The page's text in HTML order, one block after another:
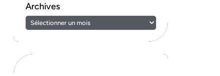
Archives